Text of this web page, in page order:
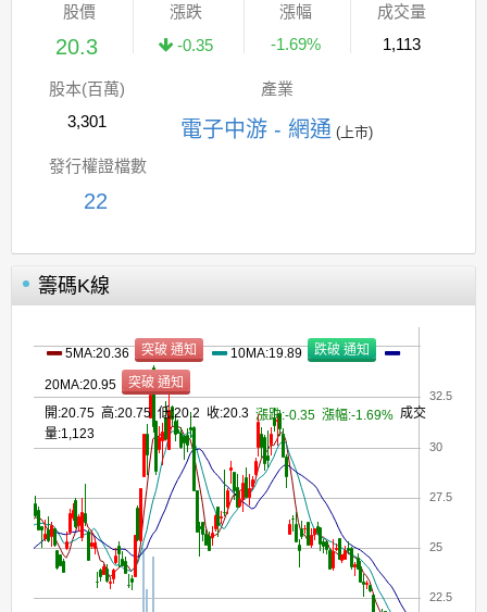
股價
20.3
漲跌
-0.35
漲幅
-1.69%
成交量
1,113
股本(百萬)
3,301
產業
電子中游 - 網通 (上市)
發行權證檔數
22
籌碼K線
22.5
25
27.5
30
32.5
5MA:20.36 10MA:19.89
20MA:20.95
開:20.75 高:20.75 低:20.2 收:20.3 漲跌:-0.35 漲幅:-1.69% 成交
量:1,123